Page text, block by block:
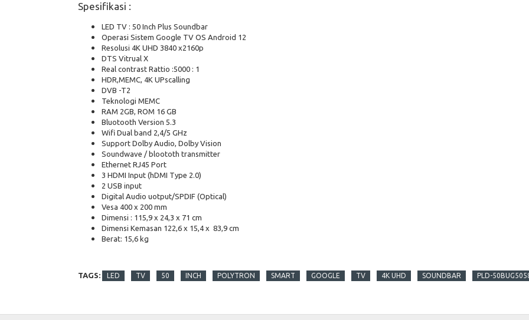
Spesifikasi :
LED TV : 50 Inch Plus Soundbar
Operasi Sistem Google TV OS Android 12
Resolusi 4K UHD 3840 x2160p
DTS Vitrual X
Real contrast Rattio :5000 : 1
HDR,MEMC, 4K UPscalling
DVB -T2
Teknologi MEMC
RAM 2GB, ROM 16 GB
Bluotooth Version 5.3
Wifi Dual band 2,4/5 GHz
Support Dolby Audio, Dolby Vision
Soundwave / bloototh transmitter
Ethernet RJ45 Port
3 HDMI Input (hDMI Type 2.0)
2 USB input
Digital Audio uotput/SPDIF (Optical)
Vesa 400 x 200 mm
Dimensi : 115,9 x 24,3 x 71 cm
Dimensi Kemasan 122,6 x 15,4 x 83,9 cm
Berat: 15,6 kg
TAGS: LED TV 50 INCH POLYTRON SMART GOOGLE TV 4K UHD SOUNDBAR PLD-